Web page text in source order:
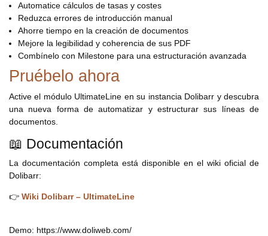
Automatice cálculos de tasas y costes
Reduzca errores de introducción manual
Ahorre tiempo en la creación de documentos
Mejore la legibilidad y coherencia de sus PDF
Combínelo con Milestone para una estructuración avanzada
Pruébelo ahora
Active el módulo UltimateLine en su instancia Dolibarr y descubra
una nueva forma de automatizar y estructurar sus líneas de
documentos.
📖 Documentación
La documentación completa está disponible en el wiki oficial de
Dolibarr:
👉 Wiki Dolibarr – UltimateLine
Demo: https://www.doliweb.com/